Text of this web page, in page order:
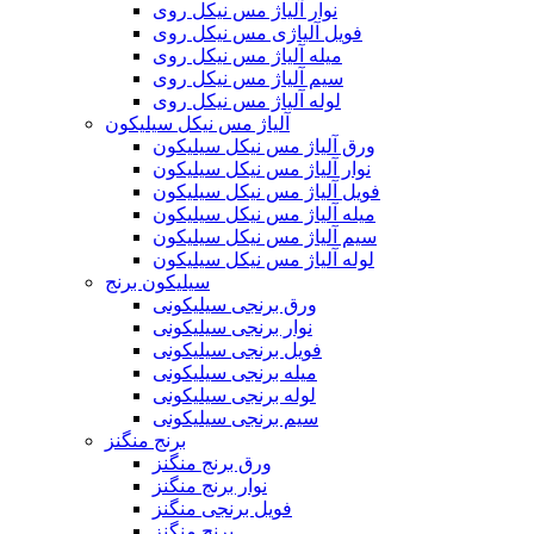
نوار آلیاژ مس نیکل روی
فویل آلیاژی مس نیکل روی
میله آلیاژ مس نیکل روی
سیم آلیاژ مس نیکل روی
لوله آلیاژ مس نیکل روی
آلیاژ مس نیکل سیلیکون
ورق آلیاژ مس نیکل سیلیکون
نوار آلیاژ مس نیکل سیلیکون
فویل آلیاژ مس نیکل سیلیکون
میله آلیاژ مس نیکل سیلیکون
سیم آلیاژ مس نیکل سیلیکون
لوله آلیاژ مس نیکل سیلیکون
سیلیکون برنج
ورق برنجی سیلیکونی
نوار برنجی سیلیکونی
فویل برنجی سیلیکونی
میله برنجی سیلیکونی
لوله برنجی سیلیکونی
سیم برنجی سیلیکونی
برنج منگنز
ورق برنج منگنز
نوار برنج منگنز
فویل برنجی منگنز